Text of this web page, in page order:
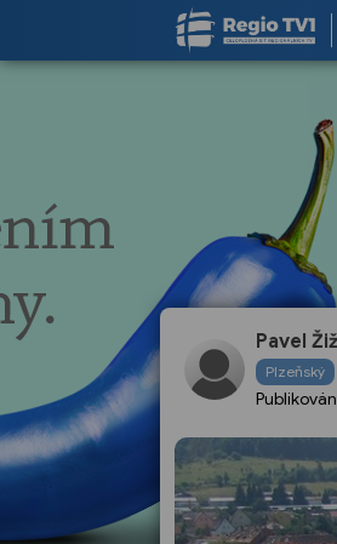
Pavel
Plzeňský